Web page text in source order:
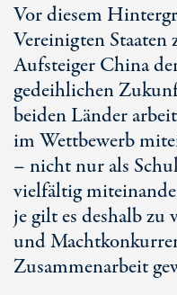
Vor diesem
Vereinigten Staaten
Aufsteiger China
gedeihlichen
beiden Länder
im Wettbewerb
– nicht nur als
vielfältig
je gilt es deshalb
und
Zusammenarbeit